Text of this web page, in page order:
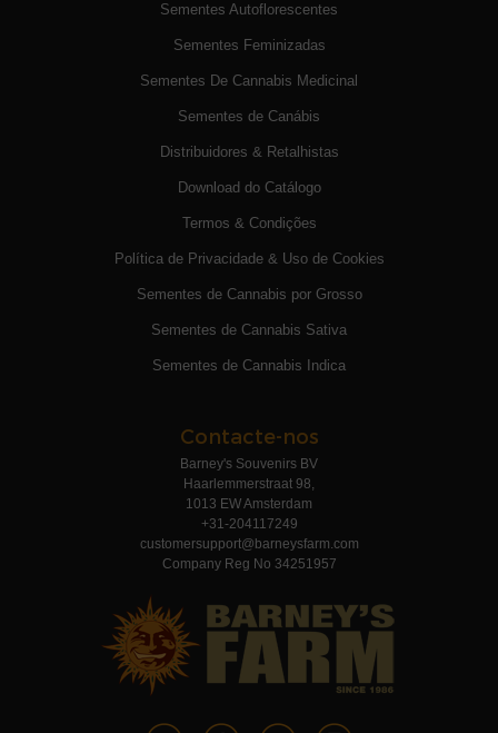
Sementes Autoflorescentes
Sementes Feminizadas
Sementes De Cannabis Medicinal
Sementes de Canábis
Distribuidores & Retalhistas
Download do Catálogo
Termos & Condições
Política de Privacidade & Uso de Cookies
Sementes de Cannabis por Grosso
Sementes de Cannabis Sativa
Sementes de Cannabis Indica
Contacte-nos
Barney's Souvenirs BV
Haarlemmerstraat 98,
1013 EW Amsterdam
+31-204117249
customersupport@barneysfarm.com
Company Reg No 34251957